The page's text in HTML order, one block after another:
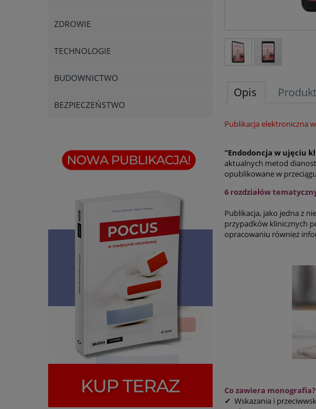
ZDROWIE
TECHNOLOGIE
BUDOWNICTWO
BEZPIECZEŃSTWO
Opis
Publikacja elektroniczna
"Endodoncja w ujęciu
aktualnych metod
opublikowane w
6 rozdziałów
Publikacja, jako jedna z
przypadków klinicznych
opracowaniu również
Co zawiera monografia?
✓ Wskazania i